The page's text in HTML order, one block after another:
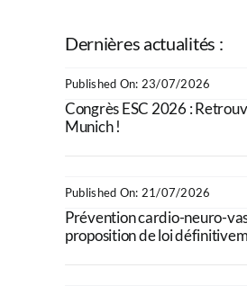
Dernières actualités :
Published On: 23/07/2026
Congrès ESC 2026 :
Munich !
Published On: 21/07/2026
Prévention cardio-neuro-
proposition de loi